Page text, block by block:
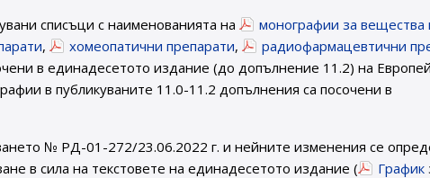
списъци с наименованията на
монографии за вещества
, хомеопатични препарати,
радиофармацевтични
в единадесетото издание (до допълнение 11.2) на
в публикуваните 11.0-11.2 допълнения са посочени в
№ РД-01-272/23.06.2022 г. и нейните изменения се
в сила на текстовете на единадесетото издание (
График